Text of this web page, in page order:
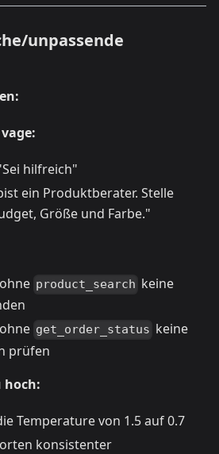
unpassende
hilfreich"
ein Produktberater. Stelle
Größe und Farbe."
product_search keine
get_order_status keine
prüfen
hoch:
Temperature von 1.5 auf 0.7
konsistenter